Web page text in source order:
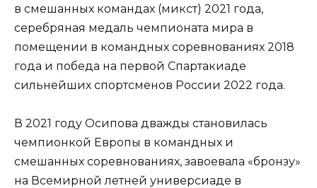
в смешанных командах (микст) 2021 года,
серебряная медаль чемпионата мира в
помещении в командных соревнованиях 2018
года и победа на первой Спартакиаде
сильнейших спортсменов России 2022 года.
В 2021 году Осипова дважды становилась
чемпионкой Европы в командных и
смешанных соревнованиях, завоевала «бронзу»
на Всемирной летней универсиаде в